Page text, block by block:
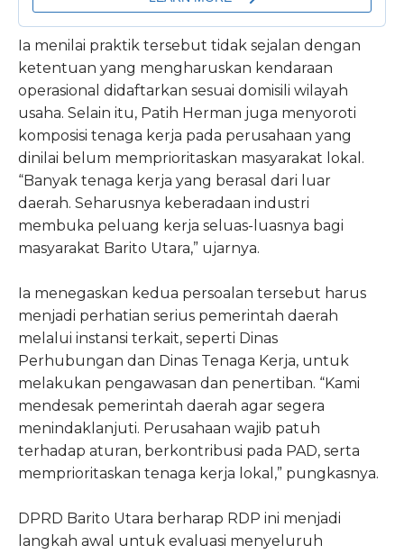
Ia menilai praktik tersebut tidak sejalan dengan
ketentuan yang mengharuskan kendaraan
operasional didaftarkan sesuai domisili wilayah
usaha. Selain itu, Patih Herman juga menyoroti
komposisi tenaga kerja pada perusahaan yang
dinilai belum memprioritaskan masyarakat lokal.
“Banyak tenaga kerja yang berasal dari luar
daerah. Seharusnya keberadaan industri
membuka peluang kerja seluas-luasnya bagi
masyarakat Barito Utara,” ujarnya.
Ia menegaskan kedua persoalan tersebut harus
menjadi perhatian serius pemerintah daerah
melalui instansi terkait, seperti Dinas
Perhubungan dan Dinas Tenaga Kerja, untuk
melakukan pengawasan dan penertiban. “Kami
mendesak pemerintah daerah agar segera
menindaklanjuti. Perusahaan wajib patuh
terhadap aturan, berkontribusi pada PAD, serta
memprioritaskan tenaga kerja lokal,” pungkasnya.
DPRD Barito Utara berharap RDP ini menjadi
langkah awal untuk evaluasi menyeluruh